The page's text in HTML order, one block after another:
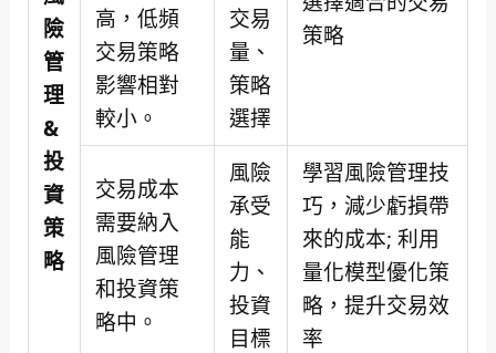
險
管
理
&
投
資
策
略
高，低頻
交易策略
影響相對
較小。
交易
量、
策略
選擇
策略
交易成本
需要納入
風險管理
和投資策
略中。
風險
承受
能
力、
投資
目標
學習風險管理技
巧，減少虧損帶
來的成本; 利用
量化模型優化策
略，提升交易效
率